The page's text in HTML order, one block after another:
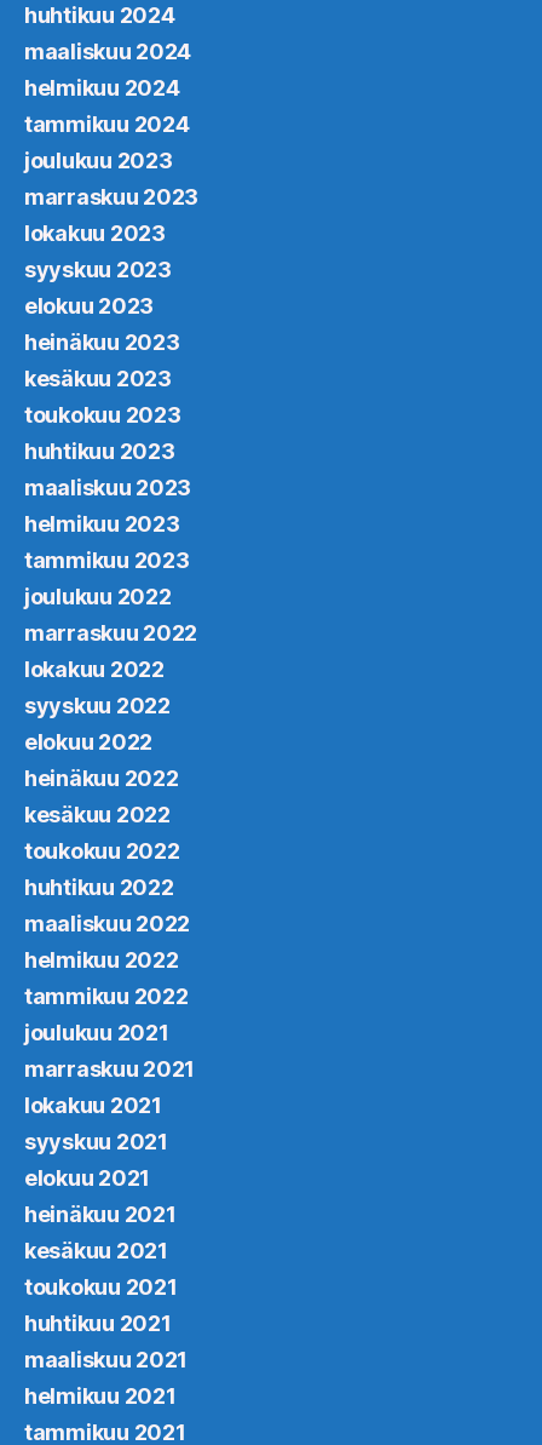
huhtikuu 2024
maaliskuu 2024
helmikuu 2024
tammikuu 2024
joulukuu 2023
marraskuu 2023
lokakuu 2023
syyskuu 2023
elokuu 2023
heinäkuu 2023
kesäkuu 2023
toukokuu 2023
huhtikuu 2023
maaliskuu 2023
helmikuu 2023
tammikuu 2023
joulukuu 2022
marraskuu 2022
lokakuu 2022
syyskuu 2022
elokuu 2022
heinäkuu 2022
kesäkuu 2022
toukokuu 2022
huhtikuu 2022
maaliskuu 2022
helmikuu 2022
tammikuu 2022
joulukuu 2021
marraskuu 2021
lokakuu 2021
syyskuu 2021
elokuu 2021
heinäkuu 2021
kesäkuu 2021
toukokuu 2021
huhtikuu 2021
maaliskuu 2021
helmikuu 2021
tammikuu 2021